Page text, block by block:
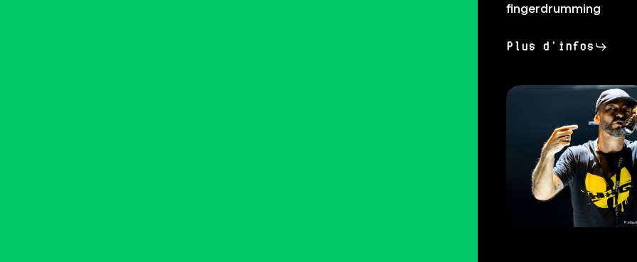
fingerdrumming
Plus d'infos